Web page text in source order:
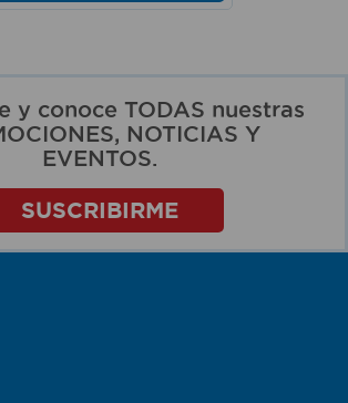
y conoce TODAS nuestras
NOTICIAS Y
EVENTOS.
SUSCRIBIRME